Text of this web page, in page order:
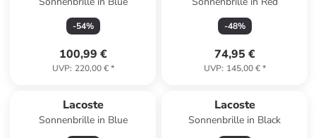
-54%
100,99 €
UVP: 220,00 €*
-48%
74,95 €
UVP: 145,00 €*
Lacoste
Sonnenbrille in Blue
Lacoste
Sonnenbrille in Black